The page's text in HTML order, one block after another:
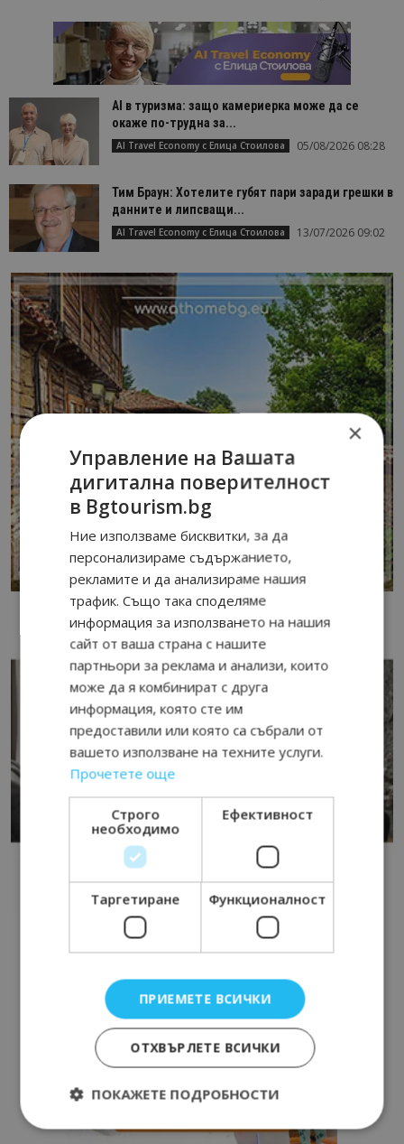
AI в туризма: защо камериерка може да се
окаже по-трудна за...
AI Travel Economy с Елица Стоилова 05/08/2026 08:28
Тим Браун: Хотелите губят пари заради грешки в
данните и липсващи...
AI Travel Economy с Елица Стоилова 13/07/2026 09:02
×
Управление на Вашата
дигитална поверителност
в Bgtourism.bg
Ние използваме бисквитки, за да
персонализираме съдържанието,
рекламите и да анализираме нашия
трафик. Също така споделяме
информация за използването на нашия
сайт от ваша страна с нашите
партньори за реклама и анализи, които
може да я комбинират с друга
информация, която сте им
предоставили или която са събрали от
вашето използване на техните услуги.
Прочетете още
Строго
необходимо
Ефективност
Таргетиране Функционалност
ПРИЕМЕТЕ ВСИЧКИ
ОТХВЪРЛЕТЕ ВСИЧКИ
ПОКАЖЕТЕ ПОДРОБНОСТИ